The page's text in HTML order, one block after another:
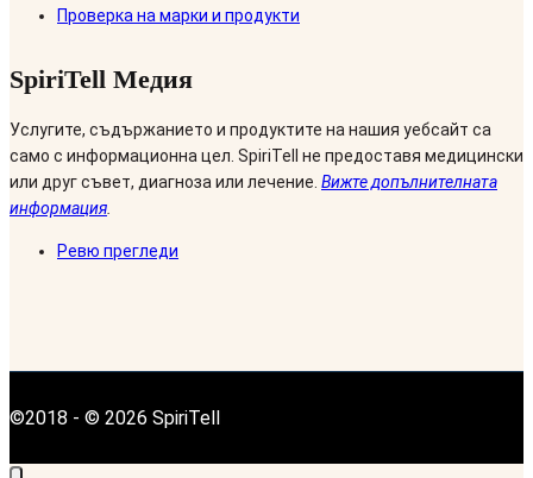
Проверка на марки и продукти
SpiriTell Медия
Услугите, съдържанието и продуктите на нашия уебсайт са
само с информационна цел. SpiriTell не предоставя медицински
или друг съвет, диагноза или лечение. Вижте допълнителната
информация
Ревю прегледи
©2018 - © 2026 SpiriTell